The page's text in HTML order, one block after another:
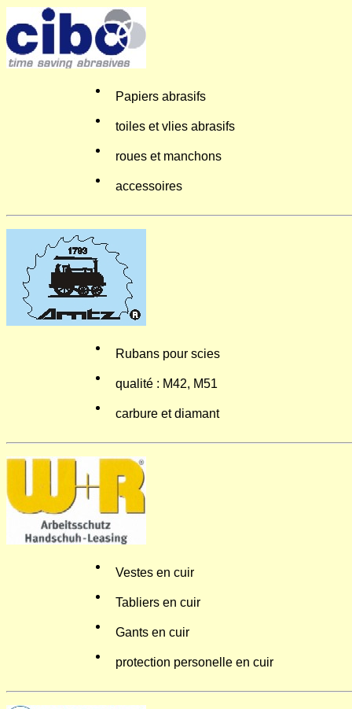
Papiers abrasifs
toiles et vlies abrasifs
roues et manchons
accessoires
Rubans pour scies
qualité : M42, M51
carbure et diamant
Vestes en cuir
Tabliers en cuir
Gants en cuir
protection personelle en cuir